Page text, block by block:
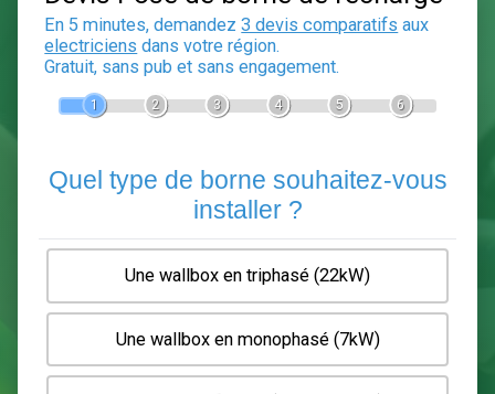
Devis Pose de borne de
En 5 minutes, demandez3 devis comparatifs
Gratuit, sans pub et sans engagement.
2 3 6
Quel type de borne souhaitez-
installer ?